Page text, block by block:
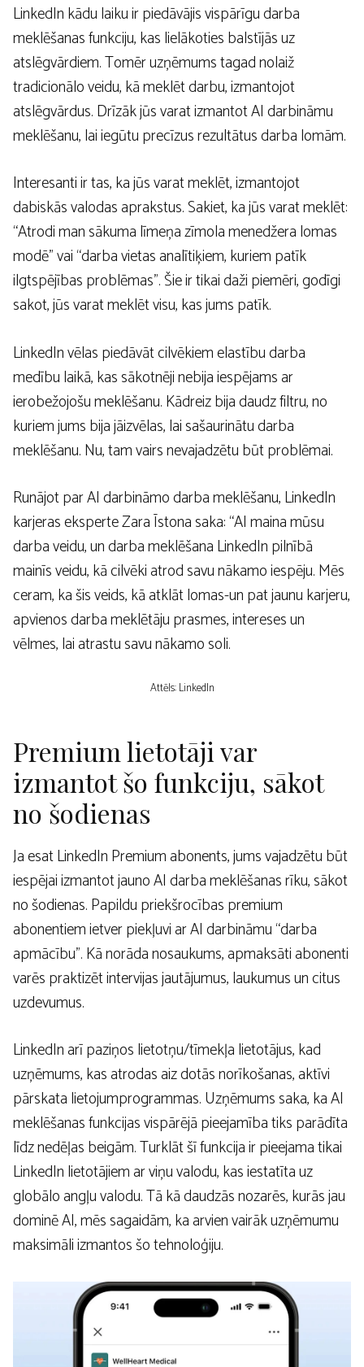
LinkedIn kādu laiku ir piedāvājis vispārīgu darba
meklēšanas funkciju, kas lielākoties balstījās uz
atslēgvārdiem. Tomēr uzņēmums tagad nolaiž
tradicionālo veidu, kā meklēt darbu, izmantojot
atslēgvārdus. Drīzāk jūs varat izmantot AI darbināmu
meklēšanu, lai iegūtu precīzus rezultātus darba lomām.
Interesanti ir tas, ka jūs varat meklēt, izmantojot
dabiskās valodas aprakstus. Sakiet, ka jūs varat meklēt:
“Atrodi man sākuma līmeņa zīmola menedžera lomas
modē” vai “darba vietas analītiķiem, kuriem patīk
ilgtspējības problēmas”. Šie ir tikai daži piemēri, godīgi
sakot, jūs varat meklēt visu, kas jums patīk.
LinkedIn vēlas piedāvāt cilvēkiem elastību darba
medību laikā, kas sākotnēji nebija iespējams ar
ierobežojošu meklēšanu. Kādreiz bija daudz filtru, no
kuriem jums bija jāizvēlas, lai sašaurinātu darba
meklēšanu. Nu, tam vairs nevajadzētu būt problēmai.
Runājot par AI darbināmo darba meklēšanu, LinkedIn
karjeras eksperte Zara Īstona saka: “AI maina mūsu
darba veidu, un darba meklēšana LinkedIn pilnībā
mainīs veidu, kā cilvēki atrod savu nākamo iespēju. Mēs
ceram, ka šis veids, kā atklāt lomas-un pat jaunu karjeru,
apvienos darba meklētāju prasmes, intereses un
vēlmes, lai atrastu savu nākamo soli.
Attēls: LinkedIn
Premium lietotāji var
izmantot šo funkciju, sākot
no šodienas
Ja esat LinkedIn Premium abonents, jums vajadzētu būt
iespējai izmantot jauno AI darba meklēšanas rīku, sākot
no šodienas. Papildu priekšrocības premium
abonentiem ietver piekļuvi ar AI darbināmu “darba
apmācību”. Kā norāda nosaukums, apmaksāti abonenti
varēs praktizēt intervijas jautājumus, laukumus un citus
uzdevumus.
LinkedIn arī paziņos lietotņu/tīmekļa lietotājus, kad
uzņēmums, kas atrodas aiz dotās norīkošanas, aktīvi
pārskata lietojumprogrammas. Uzņēmums saka, ka AI
meklēšanas funkcijas vispārējā pieejamība tiks parādīta
līdz nedēļas beigām. Turklāt šī funkcija ir pieejama tikai
LinkedIn lietotājiem ar viņu valodu, kas iestatīta uz
globālo angļu valodu. Tā kā daudzās nozarēs, kurās jau
dominē AI, mēs sagaidām, ka arvien vairāk uzņēmumu
maksimāli izmantos šo tehnoloģiju.